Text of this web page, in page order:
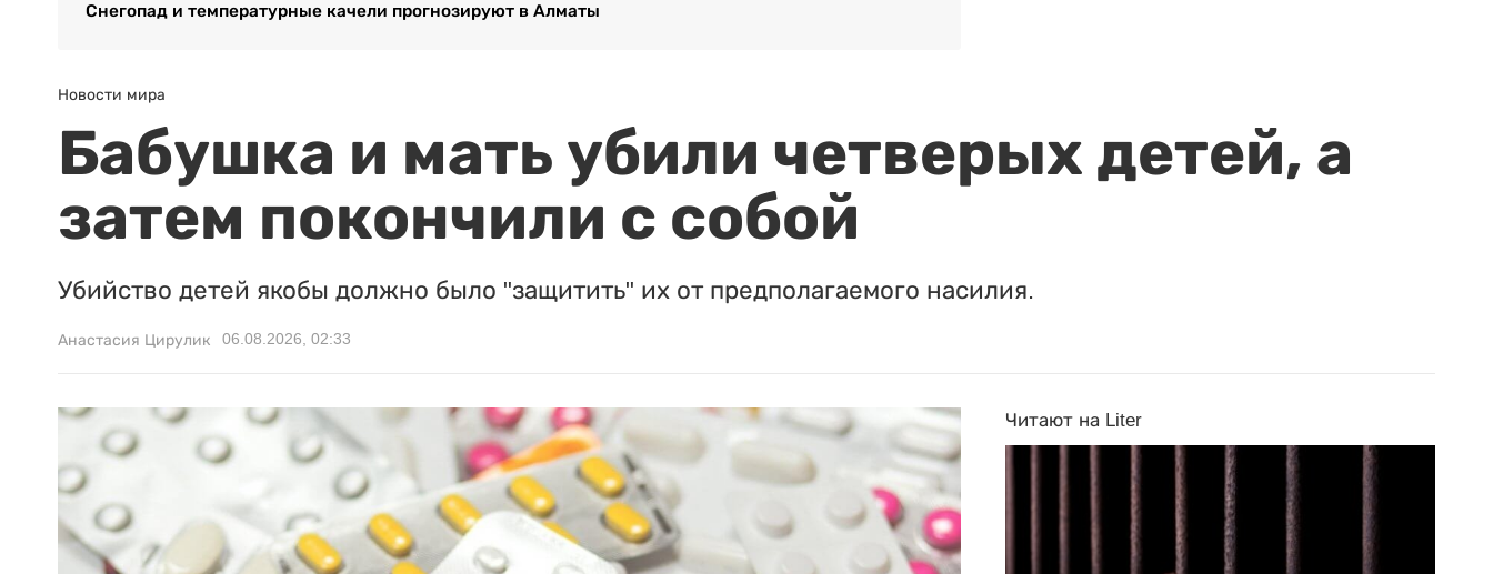
Снегопад и температурные качели прогнозируют в Алматы
Новости мира
Бабушка и мать убили четверых детей, а
затем покончили с собой
Убийство детей якобы должно было "защитить" их от предполагаемого насилия.
Анастасия Цирулик 06.08.2026, 02:33
Читают на Liter